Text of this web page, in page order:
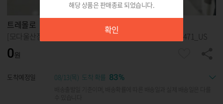
해당 상품은 판매종료 되었습니다.
확인